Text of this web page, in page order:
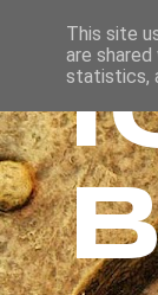
This site
are
statistics,